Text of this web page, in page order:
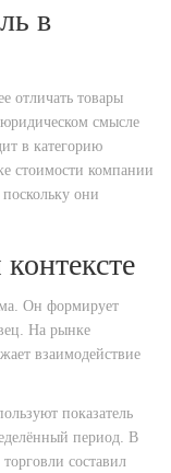
в
отличать товары
смысле
в категорию
стоимости компании
они
Он формирует
На рынке
взаимодействие
показатель
период. В
составил